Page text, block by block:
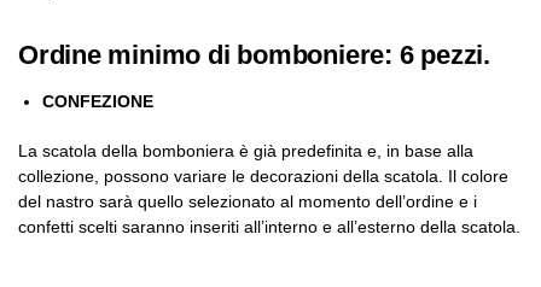
Ordine minimo di bomboniere: 6 pezzi.
CONFEZIONE
La scatola della bomboniera è già predefinita e, in base alla
collezione, possono variare le decorazioni della scatola. Il colore
del nastro sarà quello selezionato al momento dell’ordine e i
confetti scelti saranno inseriti all’interno e all’esterno della scatola.